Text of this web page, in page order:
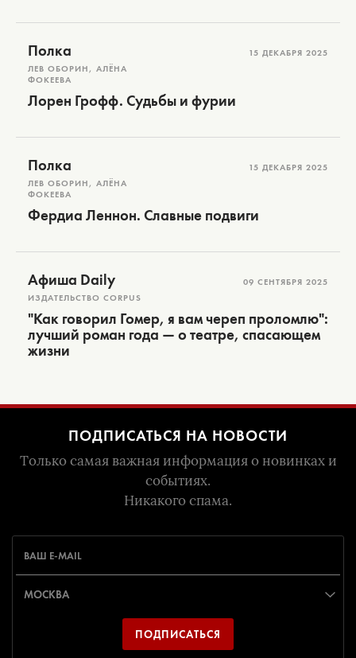
Полка
ЛЕВ ОБОРИН, АЛЁНА
ФОКЕЕВА
15 ДЕКАБРЯ 2025
Лорен Грофф. Судьбы и фурии
Полка
ЛЕВ ОБОРИН, АЛЁНА
ФОКЕЕВА
15 ДЕКАБРЯ 2025
Фердиа Леннон. Славные подвиги
Афиша Daily
ИЗДАТЕЛЬСТВО CORPUS
09 СЕНТЯБРЯ 2025
"Как говорил Гомер, я вам череп проломлю":
лучший роман года — о театре, спасающем
жизни
ПОДПИСАТЬСЯ НА НОВОСТИ
Только самая важная информация о новинках и
событиях.
Никакого спама.
ПОДПИСАТЬСЯ